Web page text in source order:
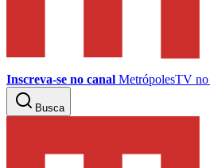
Inscreva-se no canal MetrópolesTV no
Busca